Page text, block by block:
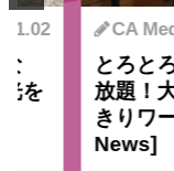
を
CA
とろとろ
放題！
きりワー